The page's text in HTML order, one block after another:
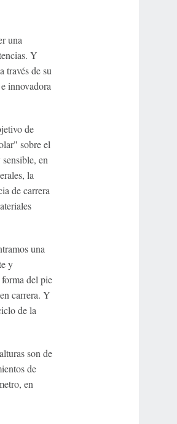
una
Y
través de su
innovadora
de
sobre el
en
la
de carrera
una
y
del pie
carrera. Y
de la
son de
de
en